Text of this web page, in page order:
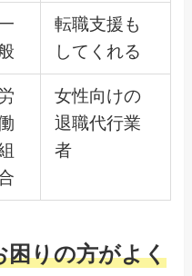
転職支援も
してくれる
女性向けの
退職代行業
者
困りの方がよく